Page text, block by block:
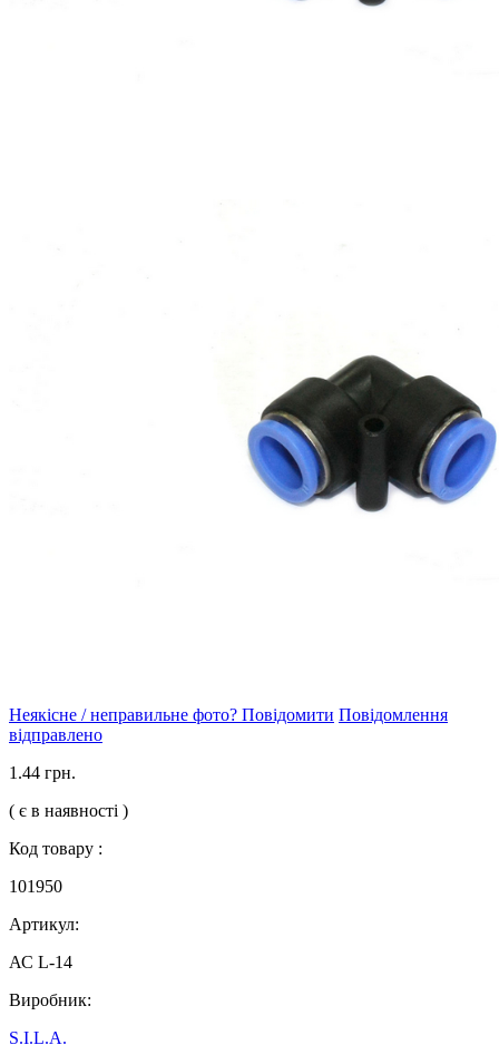
Неякісне / неправильне фото? Повідомити Повідомлення
відправлено
1.44 грн.
( є в наявності )
Код товару :
101950
Артикул:
АС L-14
Виробник:
S.I.L.A.